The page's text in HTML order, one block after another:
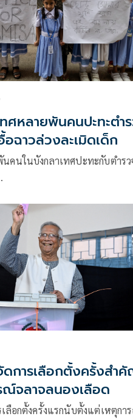
ศหลายพันคนปะทะตำ
ฉาวล่วงละเมิดเด็ก
คนในบังกลาเทศปะทะกับตำรว
ดการเลือกตั้งครั้งสำ
ณ์จลาจลนองเลือด
เลือกตั้งครั้งแรกนับตั้งแต่เหตุกา